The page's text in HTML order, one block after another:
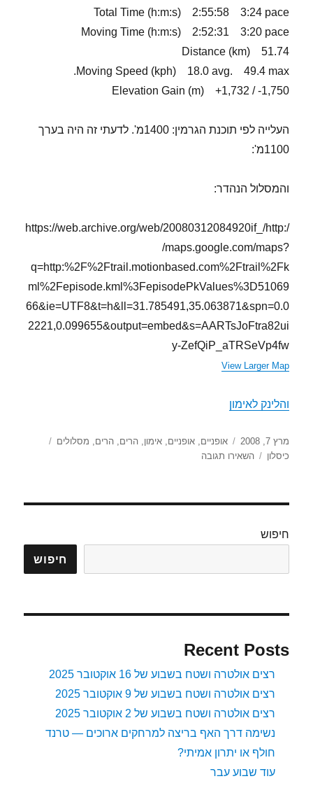
Total Time (h:m:s) 2:55:58 3:24 pace
Moving Time (h:m:s) 2:52:31 3:20 pace
Distance (km) 51.74
Moving Speed (kph) 18.0 avg. 49.4 max.
Elevation Gain (m) +1,732 / -1,750
העלייה לפי תוכנת הגרמין: 1400מ'. לדעתי זה היה בערך
1100מ':
והמסלול הנהדר:
https://web.archive.org/web/20080312084920if_/http:/
/maps.google.com/maps?
q=http:%2F%2Ftrail.motionbased.com%2Ftrail%2Fk
ml%2Fepisode.kml%3FepisodePkValues%3D51069
66&ie=UTF8&t=h&ll=31.785491,35.063871&spn=0.0
2221,0.099655&output=embed&s=AARTsJoFtra82ui
y-ZefQiP_aTRSeVp4fw
View Larger Map
והלינק לאימון
פורסם
בתאריך
מרץ 7, 2008 קטגוריות
אופניים,אופניים,אימון,הרים,הרים, מסלולים
כיסלון
השאירו תגובה
חיפוש
חיפוש
Recent Posts
רצים אולטרה ושטח בשבוע של 16 אוקטובר 2025
רצים אולטרה ושטח בשבוע של 9 אוקטובר 2025
רצים אולטרה ושטח בשבוע של 2 אוקטובר 2025
נשימה דרך האף בריצה למרחקים ארוכים — טרנד
חולף או יתרון אמיתי?
עוד שבוע עבר